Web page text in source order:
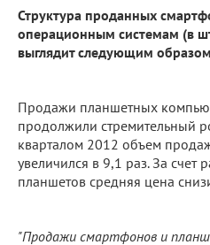
Структура проданных
операционным системам (в
выглядит следующим
Продажи планшетных
продолжили стремительный
кварталом 2012 объем
увеличился в 9,1 раз. За счет
планшетов средняя цена
"Продажи смартфонов и